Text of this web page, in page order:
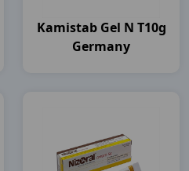
Kamistab Gel N T10g
Germany